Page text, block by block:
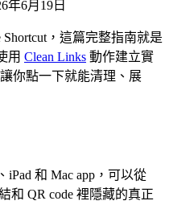
年6月19日
，這篇完整指南就是
用 Clean Links 動作建立實
讓你點一下就能清理、展
iPad 和 Mac app，可以從
和 QR code 裡隱藏的真正